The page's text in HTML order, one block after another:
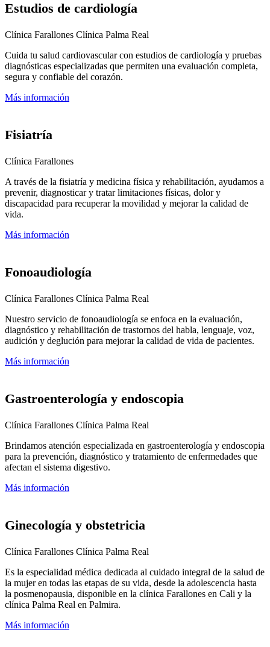
Estudios de cardiología
Clínica Farallones Clínica Palma Real
Cuida tu salud cardiovascular con estudios de cardiología y pruebas
diagnósticas especializadas que permiten una evaluación completa,
segura y confiable del corazón.
Más información
Fisiatría
Clínica Farallones
A través de la fisiatría y medicina física y rehabilitación, ayudamos a
prevenir, diagnosticar y tratar limitaciones físicas, dolor y
discapacidad para recuperar la movilidad y mejorar la calidad de
vida.
Más información
Fonoaudiología
Clínica Farallones Clínica Palma Real
Nuestro servicio de fonoaudiología se enfoca en la evaluación,
diagnóstico y rehabilitación de trastornos del habla, lenguaje, voz,
audición y deglución para mejorar la calidad de vida de pacientes.
Más información
Gastroenterología y endoscopia
Clínica Farallones Clínica Palma Real
Brindamos atención especializada en gastroenterología y endoscopia
para la prevención, diagnóstico y tratamiento de enfermedades que
afectan el sistema digestivo.
Más información
Ginecología y obstetricia
Clínica Farallones Clínica Palma Real
Es la especialidad médica dedicada al cuidado integral de la salud de
la mujer en todas las etapas de su vida, desde la adolescencia hasta
la posmenopausia, disponible en la clínica Farallones en Cali y la
clínica Palma Real en Palmira.
Más información